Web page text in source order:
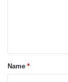
entwickelt.
a
Name *